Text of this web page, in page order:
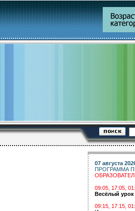
07 августа
ПРОГРАММА
09:05, 17:05,
Весёлый урок
09:15, 17:15,